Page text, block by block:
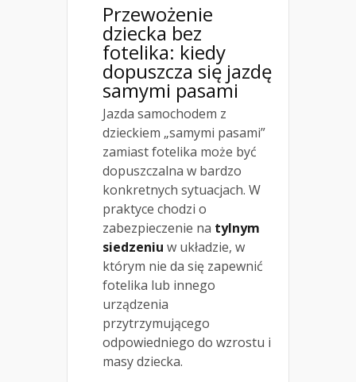
Przewożenie
dziecka bez
fotelika: kiedy
dopuszcza się jazdę
samymi pasami
Jazda samochodem z
dzieckiem „samymi pasami”
zamiast fotelika może być
dopuszczalna w bardzo
konkretnych sytuacjach. W
praktyce chodzi o
zabezpieczenie na tylnym
siedzeniu w układzie, w
którym nie da się zapewnić
fotelika lub innego
urządzenia
przytrzymującego
odpowiedniego do wzrostu i
masy dziecka.